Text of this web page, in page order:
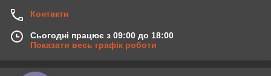
Контакти
Сьогодні працює з 09:00 до 18:00
Показати весь графік роботи